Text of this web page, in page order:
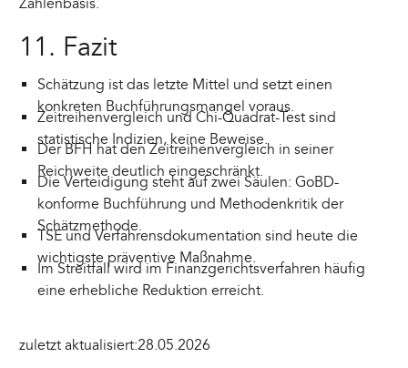
11. Fazit
Schätzung ist das letzte Mittel und setzt einen
konkreten Buchführungsmangel voraus.
Zeitreihenvergleich und Chi-Quadrat-Test sind
statistische Indizien, keine Beweise.
Der BFH hat den Zeitreihenvergleich in seiner
Reichweite deutlich eingeschränkt.
Die Verteidigung steht auf zwei Säulen: GoBD-
konforme Buchführung und Methodenkritik der
Schätzmethode.
TSE und Verfahrensdokumentation sind heute die
wichtigste präventive Maßnahme.
Im Streitfall wird im Finanzgerichtsverfahren häufig
eine erhebliche Reduktion erreicht.
zuletzt aktualisiert:28.05.2026